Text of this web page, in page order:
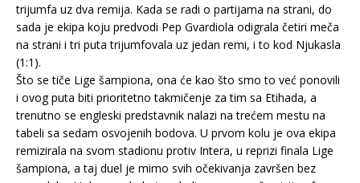
trijumfa uz dva remija. Kada se radi o partijama na strani, do
sada je ekipa koju predvodi Pep Gvardiola odigrala četiri meča
na strani i tri puta trijumfovala uz jedan remi, i to kod Njukasla
(1:1).
Što se tiče Lige šampiona, ona će kao što smo to već ponovili
i ovog puta biti prioritetno takmičenje za tim sa Etihada, a
trenutno se engleski predstavnik nalazi na trećem mestu na
tabeli sa sedam osvojenih bodova. U prvom kolu je ova ekipa
remizirala na svom stadionu protiv Intera, u reprizi finala Lige
šampiona, a taj duel je mimo svih očekivanja završen bez